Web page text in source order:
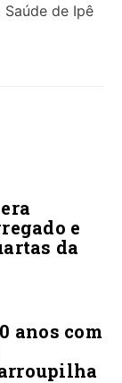
de Ipê
e
da
anos com